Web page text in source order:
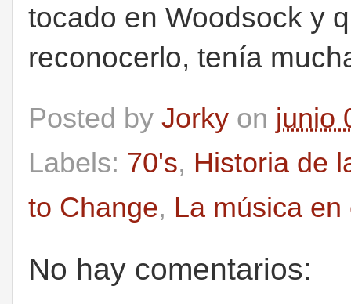
tocado en Woodsock y
reconocerlo, tenía
Posted by Jorky on junio
Labels: 70's, Historia de
to Change, La música
No hay comentarios: